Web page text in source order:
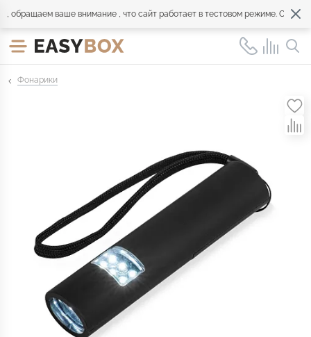
ваше внимание , что сайт работает в тестовом режиме.
Фонарики